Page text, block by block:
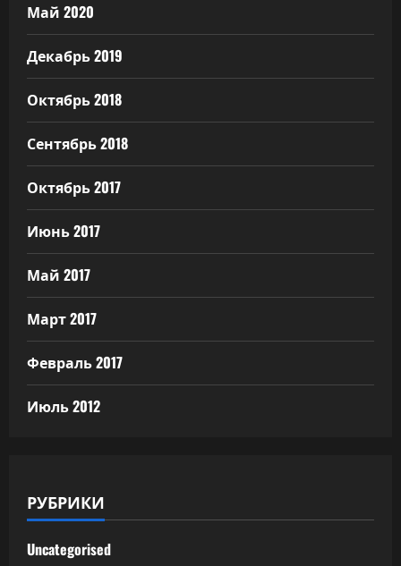
Май 2020
Декабрь 2019
Октябрь 2018
Сентябрь 2018
Октябрь 2017
Июнь 2017
Май 2017
Март 2017
Февраль 2017
Июль 2012
РУБРИКИ
Uncategorised